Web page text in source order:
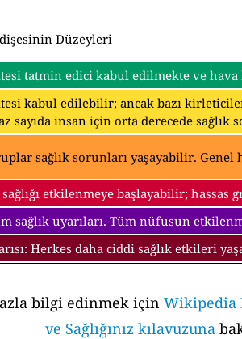
Düzeyleri
tatmin edici kabul edilmekte ve
kabul edilebilir; ancak bazı
sayıda insan için orta derecede
sağlık sorunları yaşayabilir.
etkilenmeye başlayabilir;
sağlık uyarıları. Tüm nüfusun
Herkes daha ciddi sağlık etkileri
bilgi edinmek için Wikipedia
ve Sağlığınız kılavuzuna